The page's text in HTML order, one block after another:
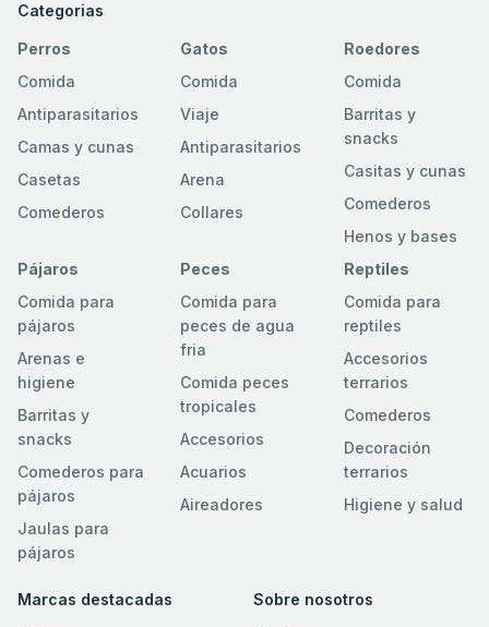
Categorias
Perros
Comida
Antiparasitarios
Camas y cunas
Casetas
Comederos
Gatos
Comida
Viaje
Antiparasitarios
Arena
Collares
Roedores
Comida
Barritas y
snacks
Casitas y cunas
Comederos
Henos y bases
Pájaros
Comida para
pájaros
Arenas e
higiene
Barritas y
snacks
Comederos para
pájaros
Jaulas para
pájaros
Peces
Comida para
peces de agua
fria
Comida peces
tropicales
Accesorios
Acuarios
Aireadores
Reptiles
Comida para
reptiles
Accesorios
terrarios
Comederos
Decoración
terrarios
Higiene y salud
Marcas destacadas Sobre nosotros